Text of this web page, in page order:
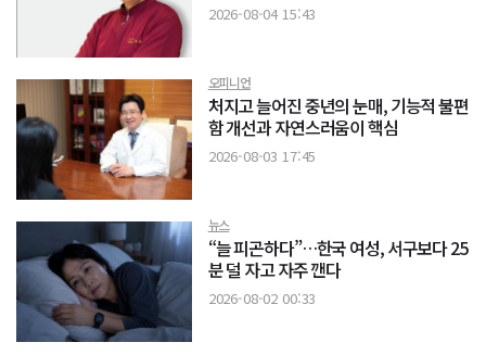
2026-08-04 15:43
오피니언
처지고 늘어진 중년의 눈매, 기능적 불편
함 개선과 자연스러움이 핵심
2026-08-03 17:45
뉴스
“늘 피곤하다”…한국 여성, 서구보다 25
분 덜 자고 자주 깬다
2026-08-02 00:33